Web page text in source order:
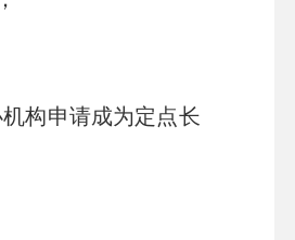
构申请成为定点长